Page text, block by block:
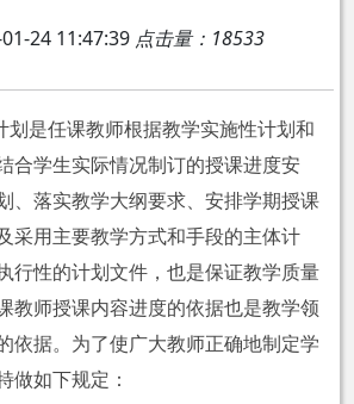
24 11:47:39 点击量：18533
划是任课教师根据教学实施性计划和
合学生实际情况制订的授课进度安
、落实教学大纲要求、安排学期授课
采用主要教学方式和手段的主体计
行性的计划文件，也是保证教学质量
教师授课内容进度的依据也是教学领
依据。为了使广大教师正确地制定学
做如下规定：